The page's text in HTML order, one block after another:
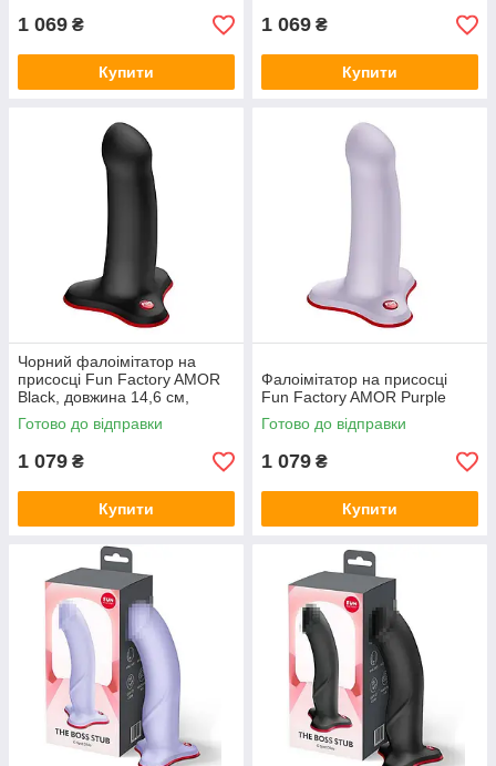
1 069 ₴
Купити
1 069 ₴
Купити
Чорний фалоімітатор на
присосці Fun Factory AMOR
Black, довжина 14,6 см,
діаметр 3,7 см, вигнутий
Готово до відправки
1 079 ₴
Купити
Фалоімітатор на присосці
Fun Factory AMOR Purple
Готово до відправки
1 079 ₴
Купити